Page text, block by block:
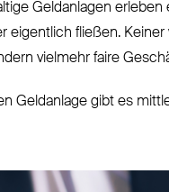
Geldanlagen
eigentlich fließen.
vielmehr faire
Geldanlage gibt es